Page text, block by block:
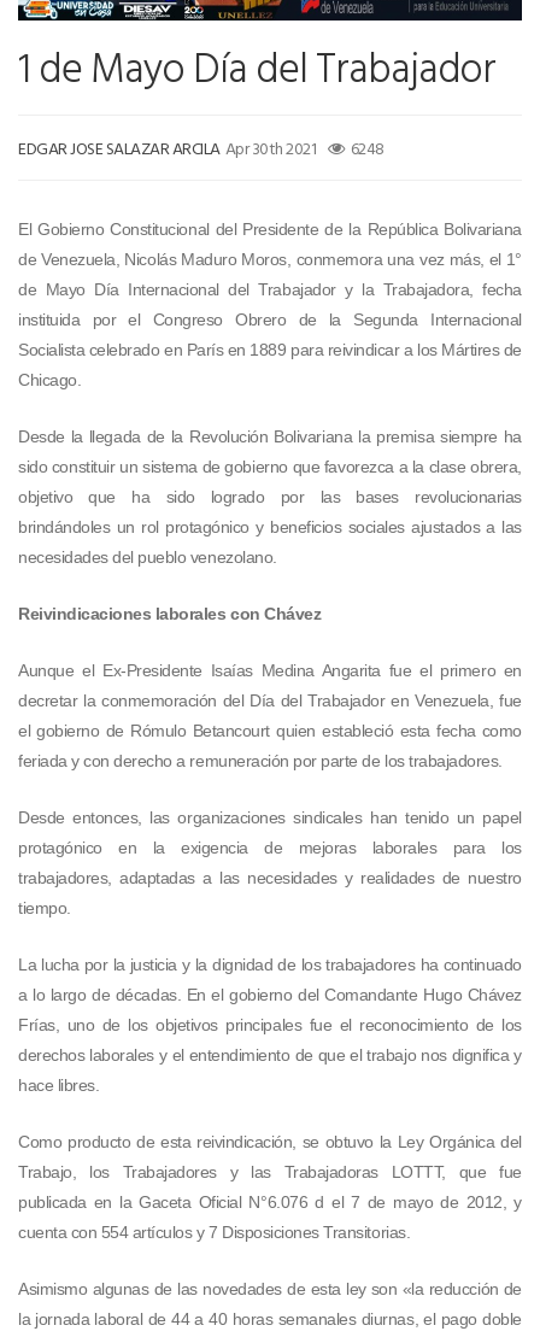
1 de Mayo Día del Trabajador
EDGAR JOSE SALAZAR ARCILAApr 30th 2021 6248
El Gobierno Constitucional del Presidente de la República Bolivariana
de Venezuela, Nicolás Maduro Moros, conmemora una vez más, el 1°
de Mayo Día Internacional del Trabajador y la Trabajadora, fecha
instituida por el Congreso Obrero de la Segunda Internacional
Socialista celebrado en París en 1889 para reivindicar a los Mártires de
Chicago.
Desde la llegada de la Revolución Bolivariana la premisa siempre ha
sido constituir un sistema de gobierno que favorezca a la clase obrera,
objetivo que ha sido logrado por las bases revolucionarias
brindándoles un rol protagónico y beneficios sociales ajustados a las
necesidades del pueblo venezolano.
Reivindicaciones laborales con Chávez
Aunque el Ex-Presidente Isaías Medina Angarita fue el primero en
decretar la conmemoración del Día del Trabajador en Venezuela, fue
el gobierno de Rómulo Betancourt quien estableció esta fecha como
feriada y con derecho a remuneración por parte de los trabajadores.
Desde entonces, las organizaciones sindicales han tenido un papel
protagónico en la exigencia de mejoras laborales para los
trabajadores, adaptadas a las necesidades y realidades de nuestro
tiempo.
La lucha por la justicia y la dignidad de los trabajadores ha continuado
a lo largo de décadas. En el gobierno del Comandante Hugo Chávez
Frías, uno de los objetivos principales fue el reconocimiento de los
derechos laborales y el entendimiento de que el trabajo nos dignifica y
hace libres.
Como producto de esta reivindicación, se obtuvo la Ley Orgánica del
Trabajo, los Trabajadores y las Trabajadoras LOTTT, que fue
publicada en la Gaceta Oficial N°6.076 d el 7 de mayo de 2012, y
cuenta con 554 artículos y 7 Disposiciones Transitorias.
Asimismo algunas de las novedades de esta ley son «la reducción de
la jornada laboral de 44 a 40 horas semanales diurnas, el pago doble